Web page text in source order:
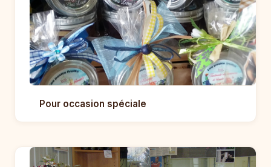
Pour occasion spéciale